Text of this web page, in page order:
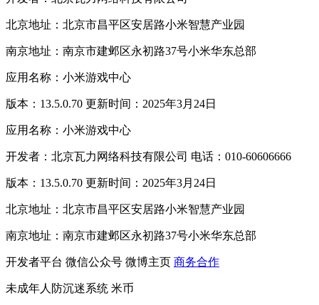
北京地址：北京市昌平区安居路小米智慧产业园
南京地址：南京市建邺区永初路37号小米华东总部
应用名称：小米游戏中心
版本：13.5.0.70 更新时间：2025年3月24日
应用名称：小米游戏中心
开发者：北京瓦力网络科技有限公司 电话：010-60606666
版本：13.5.0.70 更新时间：2025年3月24日
北京地址：北京市昌平区安居路小米智慧产业园
南京地址：南京市建邺区永初路37号小米华东总部
开发者平台 微信公众号 微博主页 商务合作
未成年人防沉迷系统 米币